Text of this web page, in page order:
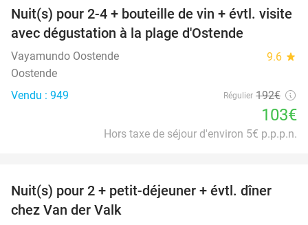
46%
Nuit(s) pour 2-4 + bouteille de vin + évtl. visite
avec dégustation à la plage d'Ostende
Vayamundo Oostende 9.6 star
Oostende
Vendu : 949
Régulier 192€
103€
Hors taxe de séjour d'environ 5€ p.p.p.n.
51%
Nuit(s) pour 2 + petit-déjeuner + évtl. dîner
chez Van der Valk